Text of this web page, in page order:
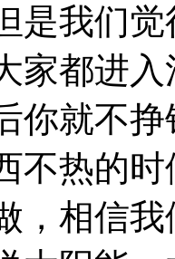
是我们
家都进
你就不
不热的
，相信